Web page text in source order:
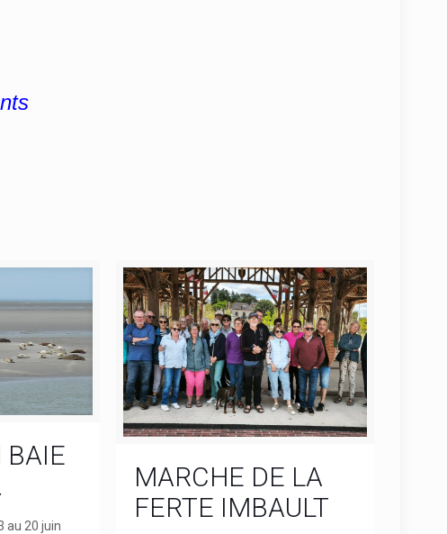
BAIE
au 20 juin
MARCHE DE LA
FERTE IMBAULT